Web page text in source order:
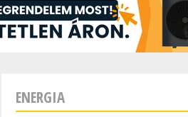
ENERGIA